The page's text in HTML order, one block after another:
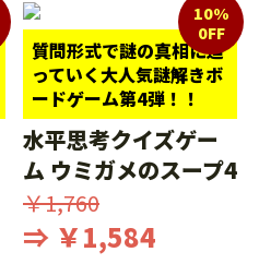
質問形式で謎の真相に迫
っていく大人気謎解きボ
ードゲーム第4弾！！
10%
0FF
水平思考クイズゲー
ム ウミガメのスープ4
￥1,760
⇒ ￥1,584